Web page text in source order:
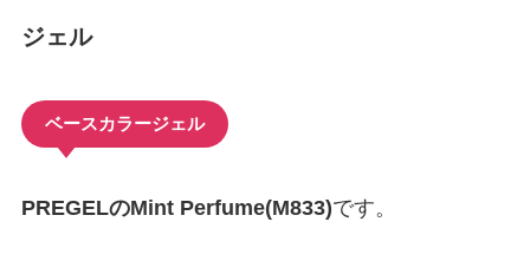
ジェル
ベースカラージェル
PREGELのMint Perfume(M833)です。